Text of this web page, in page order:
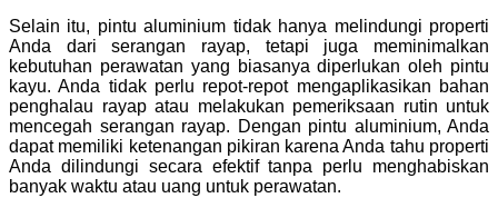
Selain itu, pintu aluminium tidak hanya melindungi properti
Anda dari serangan rayap, tetapi juga meminimalkan
kebutuhan perawatan yang biasanya diperlukan oleh pintu
kayu. Anda tidak perlu repot-repot mengaplikasikan bahan
penghalau rayap atau melakukan pemeriksaan rutin untuk
mencegah serangan rayap. Dengan pintu aluminium, Anda
dapat memiliki ketenangan pikiran karena Anda tahu properti
Anda dilindungi secara efektif tanpa perlu menghabiskan
banyak waktu atau uang untuk perawatan.